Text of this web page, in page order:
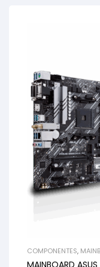
COMPONENTES,
MAINBOARD